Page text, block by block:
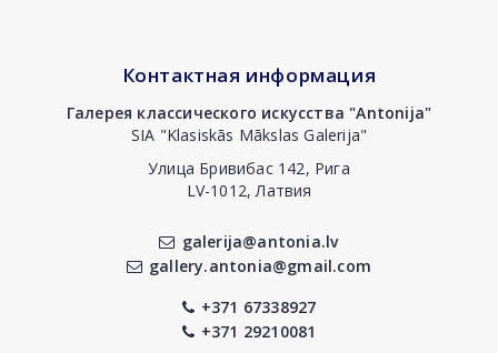
Контактная информация
Галерея классического искусства "Antonija"
SIA "Klasiskās Mākslas Galerija"
Улица Бривибас 142, Рига
LV-1012, Латвия
galerija@antonia.lv
gallery.antonia@gmail.com
+371 67338927
+371 29210081